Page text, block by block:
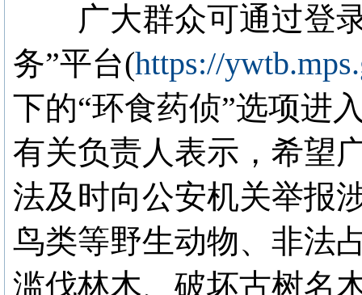
广大群众可通过登录
务”平台(https://
下的“环食药侦”选项进
有关负责人表示，希望
法及时向公安机关举报
鸟类等野生动物、非法
滥伐林木、破坏古树名